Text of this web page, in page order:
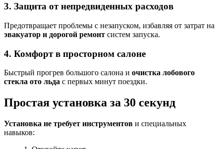
3. Защита от непредвиденных расходов
Предотвращает проблемы с незапуском, избавляя от затрат на
эвакуатор и дорогой ремонт систем запуска.
4. Комфорт в просторном салоне
Быстрый прогрев большого салона и очистка лобового
стекла ото льда с первых минут поездки.
Простая установка за 30 секунд
Установка не требует инструментов и специальных
навыков: